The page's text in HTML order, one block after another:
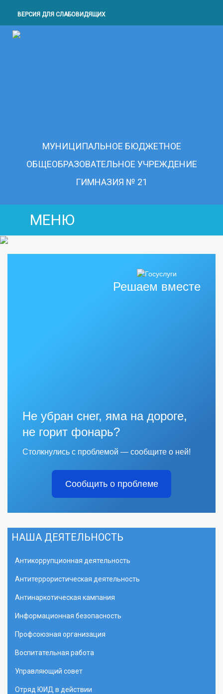
ВЕРСИЯ ДЛЯ СЛАБОВИДЯЩИХ
МУНИЦИПАЛЬНОЕ БЮДЖЕТНОЕ
ОБЩЕОБРАЗОВАТЕЛЬНОЕ УЧРЕЖДЕНИЕ
ГИМНАЗИЯ № 21
МЕНЮ
Решаем вместе
Не убран снег, яма на дороге,
не горит фонарь?
Столкнулись с проблемой — сообщите о ней!
Сообщить о проблеме
НАША ДЕЯТЕЛЬНОСТЬ
Антикоррупционная деятельность
Антитеррористическая деятельность
Антинаркотическая кампания
Информационная безопасность
Профсоюзная организация
Воспитательная работа
Управляющий совет
Отряд ЮИД в действии